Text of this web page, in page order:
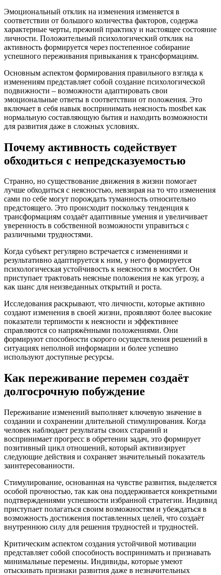
Эмоциональный отклик на изменения изменяется в
соответствии от большого количества факторов, содержа
характерные черты, прежний практику и настоящее состояние
личности. Положительный психологический отклик на
активность формируется через постепенное собирание
успешного переживания привыкания к трансформациям.
Основным аспектом формирования правильного взгляда к
изменениям представляет собой создание психологической
подвижности – возможности адаптировать свои
эмоциональные ответы в соответствии от положения. Это
включает в себя навык воспринимать неясность mostbet как
нормальную составляющую бытия и находить возможности
для развития даже в сложных условиях.
Почему активность содействует
обходиться с непредсказуемостью
Странно, но существование движения в жизни помогает
лучше обходиться с неясностью, невзирая на то что изменения
сами по себе могут порождать туманность относительно
предстоящего. Это происходит поскольку тенденция к
трансформациям создаёт адаптивные умения и увеличивает
уверенность в собственной возможности управиться с
различными трудностями.
Когда субъект регулярно встречается с изменениями и
результативно адаптируется к ним, у него формируется
психологическая устойчивость к неясности в мостбет. Он
приступает трактовать неясные положения не как угрозу, а
как шанс для неизведанных открытий и роста.
Исследования раскрывают, что личности, которые активно
создают изменения в своей жизни, проявляют более высокие
показатели терпимости к неясности и эффективнее
справляются со напряжёнными положениями. Они
формируют способности скорого осуществления решений в
ситуациях неполной информации и более успешно
используют доступные ресурсы.
Как переживание перемен создаёт
долгосрочную побуждение
Переживание изменений выполняет ключевую значение в
создании и сохранении длительной стимулирования. Когда
человек наблюдает результаты своих стараний и
воспринимает прогресс в обретении задач, это формирует
позитивный цикл отношений, который активизирует
следующие действия и сохраняет значительный показатель
заинтересованности.
Стимулирование, основанная на чувстве развития, выделяется
особой прочностью, так как она поддерживается конкретными
подтверждениями успешности избранной стратегии. Индивид
приступает полагаться своим возможностям и убеждаться в
возможность достижения поставленных целей, что создаёт
внутреннюю силу для решения трудностей и трудностей.
Критическим аспектом создания устойчивой мотивации
представляет собой способность воспринимать и признавать
минимальные перемены. Индивиды, которые умеют
отыскивать признаки развития даже в незначительных